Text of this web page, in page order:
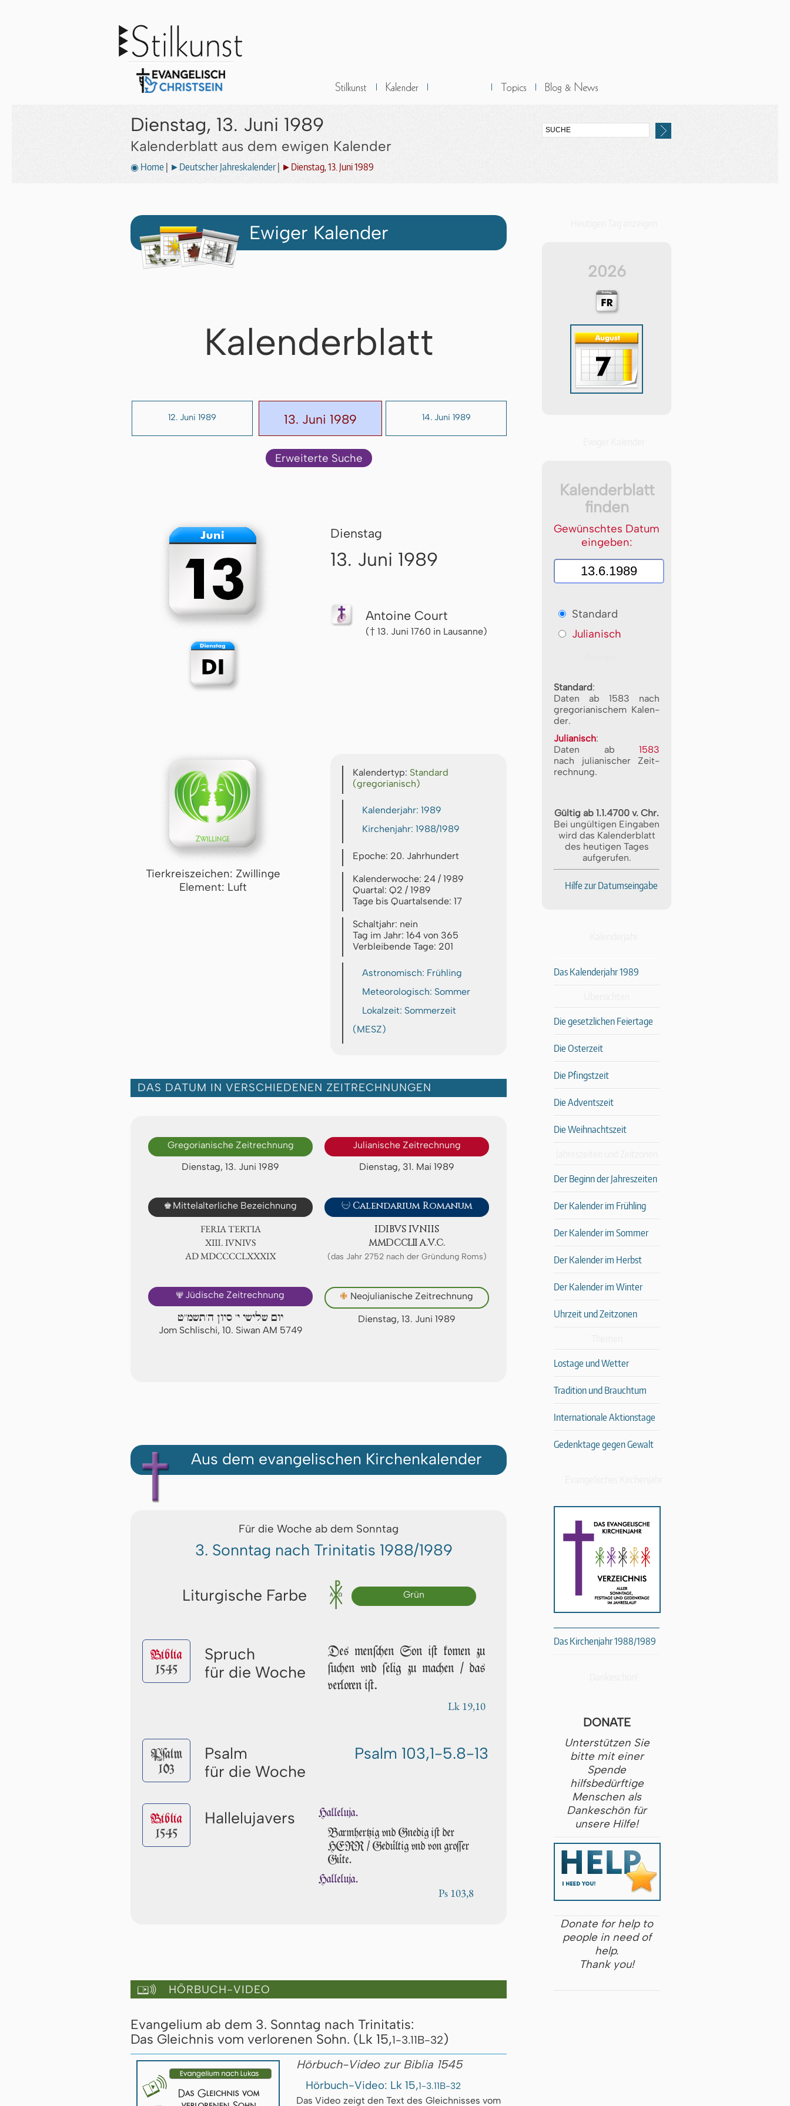
Dienstag, 13. Juni 1989
Kalenderblatt aus dem ewigen Kalender
◉ Home ►Deutscher Jahreskalender| ►Dienstag, 13. Juni 1989
Ewiger Kalender
Kalenderblatt
12. Juni 1989 13. Juni 1989 14. Juni 1989
Erweiterte Suche
Dienstag
13. Juni 1989
Antoine Court
(† 13. Juni 1760 in Lausanne)
Tierkreiszeichen: Zwillinge
Element: Luft
Kalendertyp: Standard
(gregorianisch)
Kalenderjahr: 1989
Kirchenjahr: 1988/1989
Epoche: 20. Jahrhundert
Kalenderwoche: 24 / 1989
Quartal: Q2 / 1989
Tage bis Quartalsende: 17
Schaltjahr: nein
Tag im Jahr: 164 von 365
Verbleibende Tage: 201
Astronomisch: Frühling
Meteorologisch: Sommer
Lokalzeit: Sommerzeit
(MESZ)
DAS DATUM IN VERSCHIEDENEN ZEITRECHNUNGEN
Gregorianische Zeitrechnung
Dienstag, 13. Juni 1989
Julianische Zeitrechnung
Dienstag, 31. Mai 1989
♚ Mittelalterliche Bezeichnung
FERIA TERTIA
ⅩⅢ. IVNIVS
AD ⅯⅮⅭⅭⅭⅭⅬⅩⅩⅩⅨ
 Calendarium Romanum
IDIBVS IVNIIS
ⅯⅯⅮⅭⅭⅬⅡ A.V.C.
(das Jahr 2752 nach der Gründung Roms)
🕎 Jüdische Zeitrechnung
יום שלישי י' סיון ה'תשמ"ט
Jom Schlischi, 10. Siwan AM 5749
✙ Neojulianische Zeitrechnung
Dienstag, 13. Juni 1989
Aus dem evangelischen Kirchenkalender
Für die Woche ab dem Sonntag
3. Sonntag nach Trinitatis 1988/1989
Liturgische Farbe Grün
Biblia
1545
Spruch
für die Woche
Des men­ſchen Son iſt ko­men zu
ſu­chen vnd ſe­lig zu machen / das
verloren iſt.
Lk 19,10
Pſalm
103
Psalm
für die Woche
Psalm 103,1-5.8-13
Biblia
1545
Hallelujavers
Halleluja.
Barmhertzig vnd Gnedig iſt der
HERR / Gedültig vnd von groſ­ſer
Güte.
Halleluja.
Ps 103,8
 HÖRBUCH-VIDEO
Evangelium ab dem 3. Sonntag nach Trinitatis:
Das Gleichnis vom verlorenen Sohn. (Lk 15,1-3.11B-32)
Hörbuch-Video zur Biblia 1545
Hörbuch-Video: Lk 15,1-3.11B-32
Das Video zeigt den Text des Gleich­nis­ses vom
2026
Kalenderblatt
finden
Gewünschtes Datum
eingeben:
Standard
Julianisch
Standard:
Daten ab 1583 nach
gre­go­ri­a­ni­schem Ka­len­
der.
Julianisch:
Daten ab 1583
nach ju­li­a­ni­scher Zeit­
rech­nung.
Gültig ab 1.1.4700 v. Chr.
Bei ungültigen Eingaben
wird das Kalenderblatt
des heutigen Tages
aufgerufen.
Hilfe zur Datumseingabe
Das Kalenderjahr 1989
Die gesetzlichen Feiertage
Die Osterzeit
Die Pfingstzeit
Die Adventszeit
Die Weihnachtszeit
Der Beginn der Jahreszeiten
Der Kalender im Frühling
Der Kalender im Sommer
Der Kalender im Herbst
Der Kalender im Winter
Uhrzeit und Zeitzonen
Lostage und Wetter
Tradition und Brauchtum
Internationale Aktionstage
Gedenktage gegen Gewalt
Das Kirchenjahr 1988/1989
DONATE
Unterstützen Sie
bitte mit einer
Spende
hilfsbedürftige
Menschen als
Dankeschön für
unsere Hilfe!
Donate for help to
people in need of
help.
Thank you!